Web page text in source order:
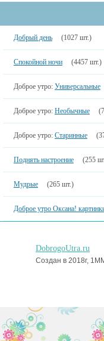
Добрый день (1027 шт.)
Спокойной ночи (4457 шт.)
Доброе утро: Универсальные
Доброе утро: Необычные
Доброе утро: Старинные
Поднять настроение (255
Мудрые (265 шт.)
Доброе утро Оксана!
DobrogoUtra.ru
Создан в 2018г,